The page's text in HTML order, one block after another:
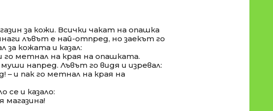
за кожи. Всички чакат на опашка
лъвът е най-отпред, но заекът го
за кожата и казал:
го метнал на края на опашката.
напред. Лъвът го видя и изревал:
– и пак го метнал на края на
се и казало:
магазина!